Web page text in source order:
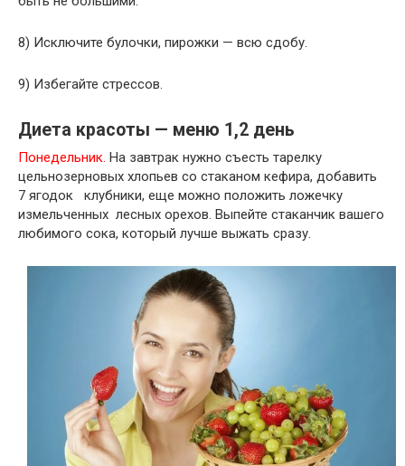
8) Исключите булочки, пирожки — всю сдобу.
9) Избегайте стрессов.
Диета красоты — меню 1,2 день
Понедельник. На завтрак нужно съесть тарелку
цельнозерновых хлопьев со стаканом кефира, добавить
7 ягодок клубники, еще можно положить ложечку
измельченных лесных орехов. Выпейте стаканчик вашего
любимого сока, который лучше выжать сразу.